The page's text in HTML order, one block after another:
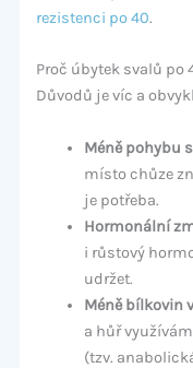
rezistenci po 40.
Proč úbytek svalů po
Důvodů je víc a
Méně pohybu
místo chůze
je potřeba.
Hormonální
i růstový
udržet.
Méně bílkovin
a hůř
(tzv.